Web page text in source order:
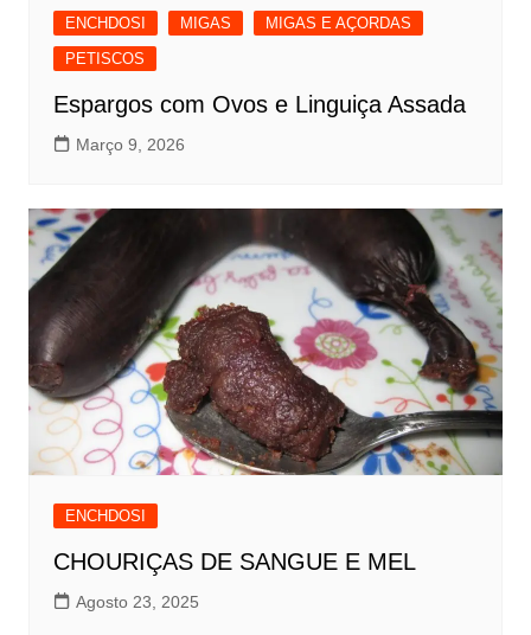
ENCHDOSI MIGAS
MIGAS E AÇORDAS
PETISCOS
Espargos com Ovos e Linguiça Assada
Março 9, 2026
ENCHDOSI
CHOURIÇAS DE SANGUE E MEL
Agosto 23, 2025